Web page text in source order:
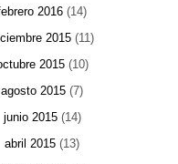
2016 (14)
2015(11)
2015(10)
agosto 2015 (7)
junio 2015(14)
abril 2015 (13)